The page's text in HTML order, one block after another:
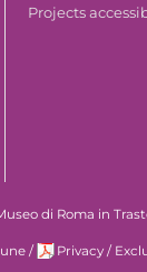
Projects
di Roma in
/ Privacy /